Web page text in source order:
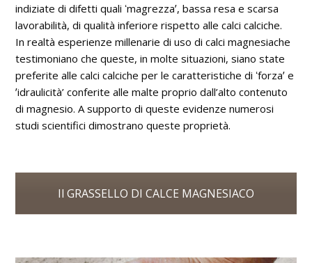
indiziate di difetti quali ʻmagrezzaʼ, bassa resa e scarsa
lavorabilità, di qualità inferiore rispetto alle calci calciche.
In realtà esperienze millenarie di uso di calci magnesiache
testimoniano che queste, in molte situazioni, siano state
preferite alle calci calciche per le caratteristiche di ʻforzaʼ e
ʼidraulicità’ conferite alle malte proprio dall’alto contenuto
di magnesio. A supporto di queste evidenze numerosi
studi scientifici dimostrano queste proprietà.
Il GRASSELLO DI CALCE MAGNESIACO